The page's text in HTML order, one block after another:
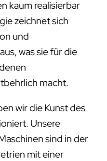
kaum realisierbar
zeichnet sich
und
was sie für die
macht.
wir die Kunst des
Unsere
sind in der
mit einer